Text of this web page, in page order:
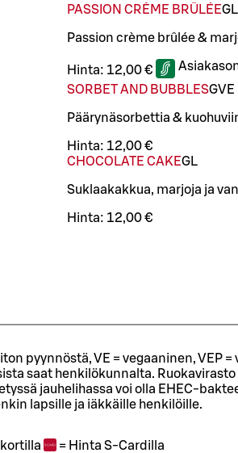
PASSION CRÈME BRÛLÉEGL
Passion crème brûlée &
Hinta: 12,00 €
SORBET AND BUBBLESGVE
Päärynäsorbettia &
Hinta: 12,00 €
CHOCOLATE CAKEGL
Suklaakakkua, marjoja ja
Hinta: 12,00 €
pyynnöstä, VE = vegaaninen, VEP
saat henkilökunnalta.
jauhelihassa voi olla EHEC-
lapsille ja iäkkäille henkilöille.
= Hinta S-Cardilla